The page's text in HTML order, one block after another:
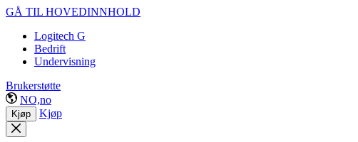
GÅ TIL HOVEDINNHOLD
Logitech G
Bedrift
Undervisning
Brukerstøtte
NO,no
Kjøp Kjøp